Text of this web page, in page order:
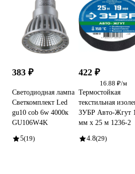
383 ₽
Светодиодная лампа
Светкомплект Led
gu10 cob 6w 4000к
GU106W4K
5(19)
422 ₽
16.88 ₽/м
Термостойкая
текстильная
ЗУБР Авто-Жгут
мм х 25 м 1236-2
4.8(29)